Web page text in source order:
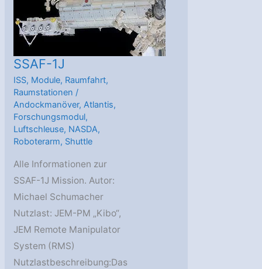
SSAF-1J
ISS, Module, Raumfahrt,
Raumstationen /
Andockmanöver,Atlantis,
Forschungsmodul,
Luftschleuse, NASDA,
Roboterarm, Shuttle
Alle Informationen zur
SSAF-1J Mission. Autor:
Michael Schumacher
Nutzlast: JEM-PM „Kibo“,
JEM Remote Manipulator
System (RMS)
Nutzlastbeschreibung:Das